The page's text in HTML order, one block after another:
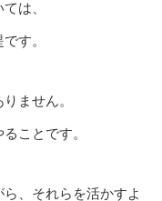
は、
す。
ません。
ことです。
、それらを活かすよ